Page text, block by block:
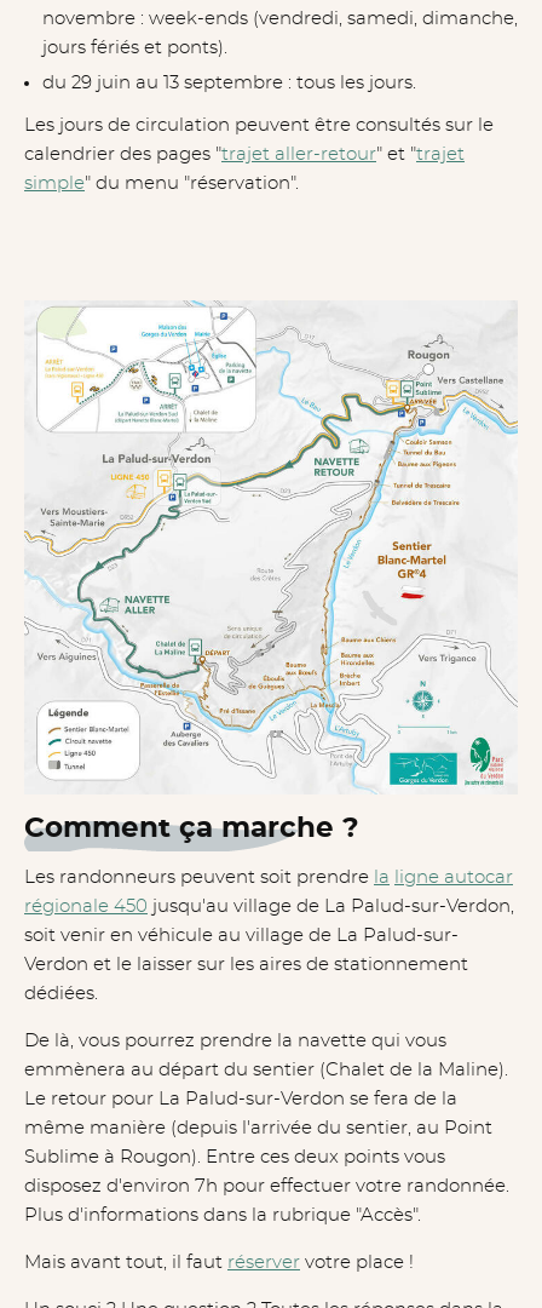
novembre : week-ends (vendredi, samedi, dimanche,
jours fériés et ponts).
du 29 juin au 13 septembre : tous les jours.
Les jours de circulation peuvent être consultés sur le
calendrier des pages "trajet aller-retour" et "trajet
simple" du menu "réservation".
Comment ça marche ?
Les randonneurs peuvent soit prendre la
ligne autocar
régionale 450 jusqu'au village de La Palud-sur-Verdon,
soit venir en véhicule au village de La Palud-sur-
Verdon et le laisser sur les aires de stationnement
dédiées.
De là, vous pourrez prendre la navette qui vous
emmènera au départ du sentier (Chalet de la Maline).
Le retour pour La Palud-sur-Verdon se fera de la
même manière (depuis l'arrivée du sentier, au Point
Sublime à Rougon). Entre ces deux points vous
disposez d'environ 7h pour effectuer votre randonnée.
Plus d'informations dans la rubrique "Accès".
Mais avant tout, il faut réserver votre place !